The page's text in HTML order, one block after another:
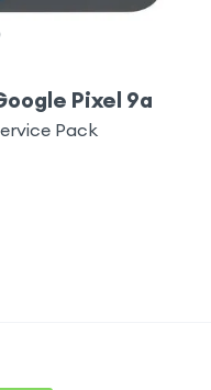
Pixel 9a
Pack